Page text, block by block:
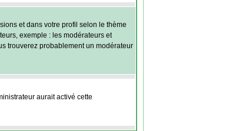
et dans votre profil selon le thème
exemple : les modérateurs et
trouverez probablement un modérateur
aurait activé cette